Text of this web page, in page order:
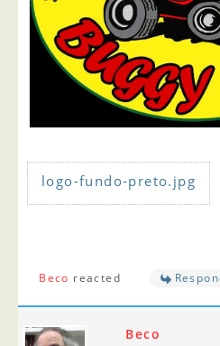
logo-fundo-preto.jpg
Beco reacted
Beco